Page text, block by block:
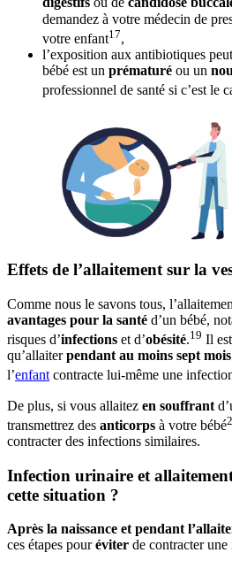
demandez à votre médecin de
votre enfant17,
l’exposition aux antibiotiques
bébé est un prématuré ou un
professionnel de santé si c’est le
Effets de l’allaitement sur la
Comme nous le savons tous,
avantages pour la santé d’un bébé,
risques d’infections et d’obésité.19 Il
qu’allaiterpendant au moins sept mois
l’enfantcontracte lui-même une
De plus, si vous allaitez en souffrant
transmettrez des anticorps à votre bébé
contracter des infections similaires.
Infection urinaire et
cette situation ?
Après la naissance et pendant
ces étapes pouréviter de contracter